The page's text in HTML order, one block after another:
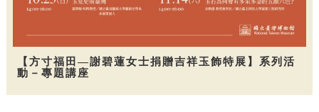
【方寸福田—謝碧蓮女士捐贈吉祥玉飾特展】系列活
動－專題講座